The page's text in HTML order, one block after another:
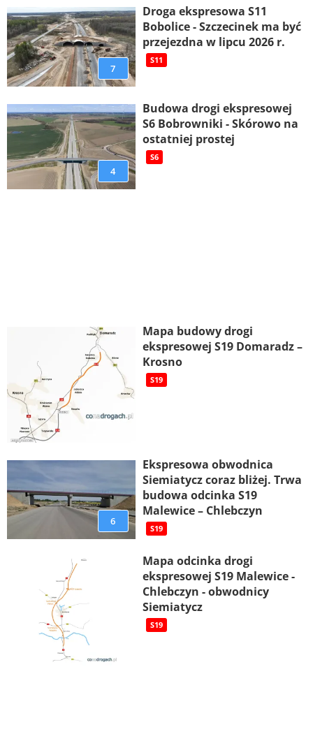
7
Droga ekspresowa S11
Bobolice - Szczecinek ma być
przejezdna w lipcu 2026 r.
S11
4
Budowa drogi ekspresowej
S6 Bobrowniki - Skórowo na
ostatniej prostej
S6
Mapa budowy drogi
ekspresowej S19 Domaradz –
Krosno
S19
6
Ekspresowa obwodnica
Siemiatycz coraz bliżej. Trwa
budowa odcinka S19
Malewice – Chlebczyn
S19
Mapa odcinka drogi
ekspresowej S19 Malewice -
Chlebczyn - obwodnicy
Siemiatycz
S19